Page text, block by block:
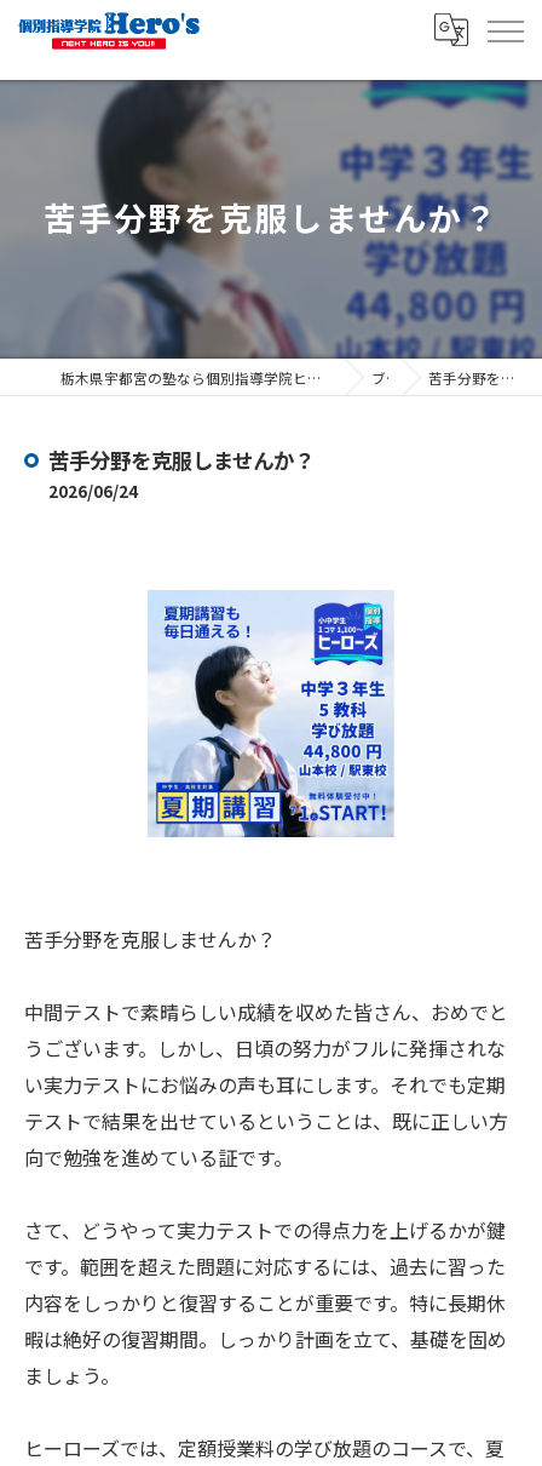
苦手分野を克服しませんか？
栃木県宇都宮の塾なら個別指導学院ヒーローズ宇都宮駅東口校 ヒーローズ宇都宮山本校 ブログ 苦手分野を克服しませんか？
苦手分野を克服しませんか？
2026/06/24
苦手分野を克服しませんか？
中間テストで素晴らしい成績を収めた皆さん、おめでと
うございます。しかし、日頃の努力がフルに発揮されな
い実力テストにお悩みの声も耳にします。それでも定期
テストで結果を出せているということは、既に正しい方
向で勉強を進めている証です。
さて、どうやって実力テストでの得点力を上げるかが鍵
です。範囲を超えた問題に対応するには、過去に習った
内容をしっかりと復習することが重要です。特に長期休
暇は絶好の復習期間。しっかり計画を立て、基礎を固め
ましょう。
ヒーローズでは、定額授業料の学び放題のコースで、夏